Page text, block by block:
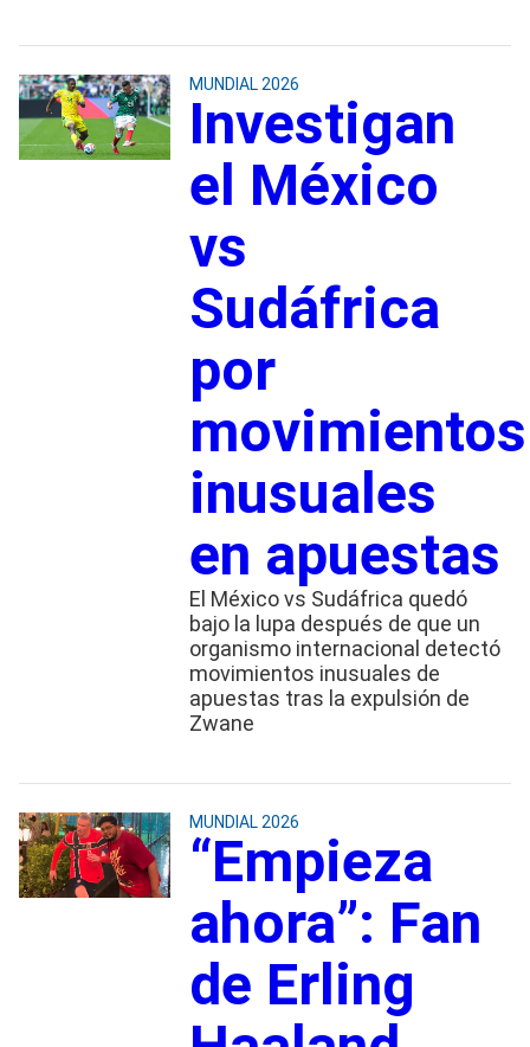
MUNDIAL 2026
Investigan
el México
vs
Sudáfrica
por
movimientos
inusuales
en apuestas
El México vs Sudáfrica quedó
bajo la lupa después de que un
organismo internacional detectó
movimientos inusuales de
apuestas tras la expulsión de
Zwane
MUNDIAL 2026
“Empieza
ahora”: Fan
de Erling